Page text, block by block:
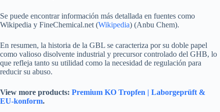
Se puede encontrar información más detallada en fuentes como
Wikipedia y FineChemical.net (Wikipedia) (Anbu Chem).
En resumen, la historia de la GBL se caracteriza por su doble papel
como valioso disolvente industrial y precursor controlado del GHB, lo
que refleja tanto su utilidad como la necesidad de regulación para
reducir su abuso.
View more products: Premium KO Tropfen | Laborgeprüft &
EU-konform.